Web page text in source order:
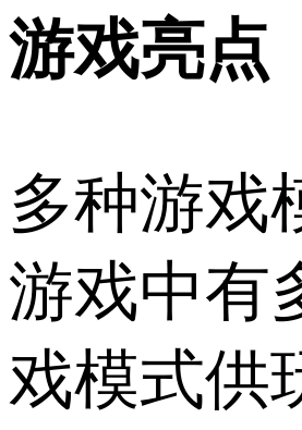
游戏亮点
多种游戏
游戏中有
戏模式供